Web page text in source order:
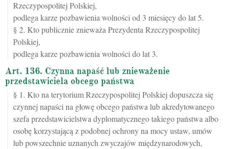
Rzeczypospolitej Polskiej,
podlega karze pozbawienia wolności od 3 miesięcy do lat 5.
§ 2. Kto publicznie znieważa Prezydenta Rzeczypospolitej
Polskiej,
podlega karze pozbawienia wolności do lat 3.
Art. 136. Czynna napaść lub znieważenie
przedstawiciela obcego państwa
§ 1. Kto na terytorium Rzeczypospolitej Polskiej dopuszcza się
czynnej napaści na głowę obcego państwa lub akredytowanego
szefa przedstawicielstwa dyplomatycznego takiego państwa albo
osobę korzystającą z podobnej ochrony na mocy ustaw, umów
lub powszechnie uznanych zwyczajów międzynarodowych,